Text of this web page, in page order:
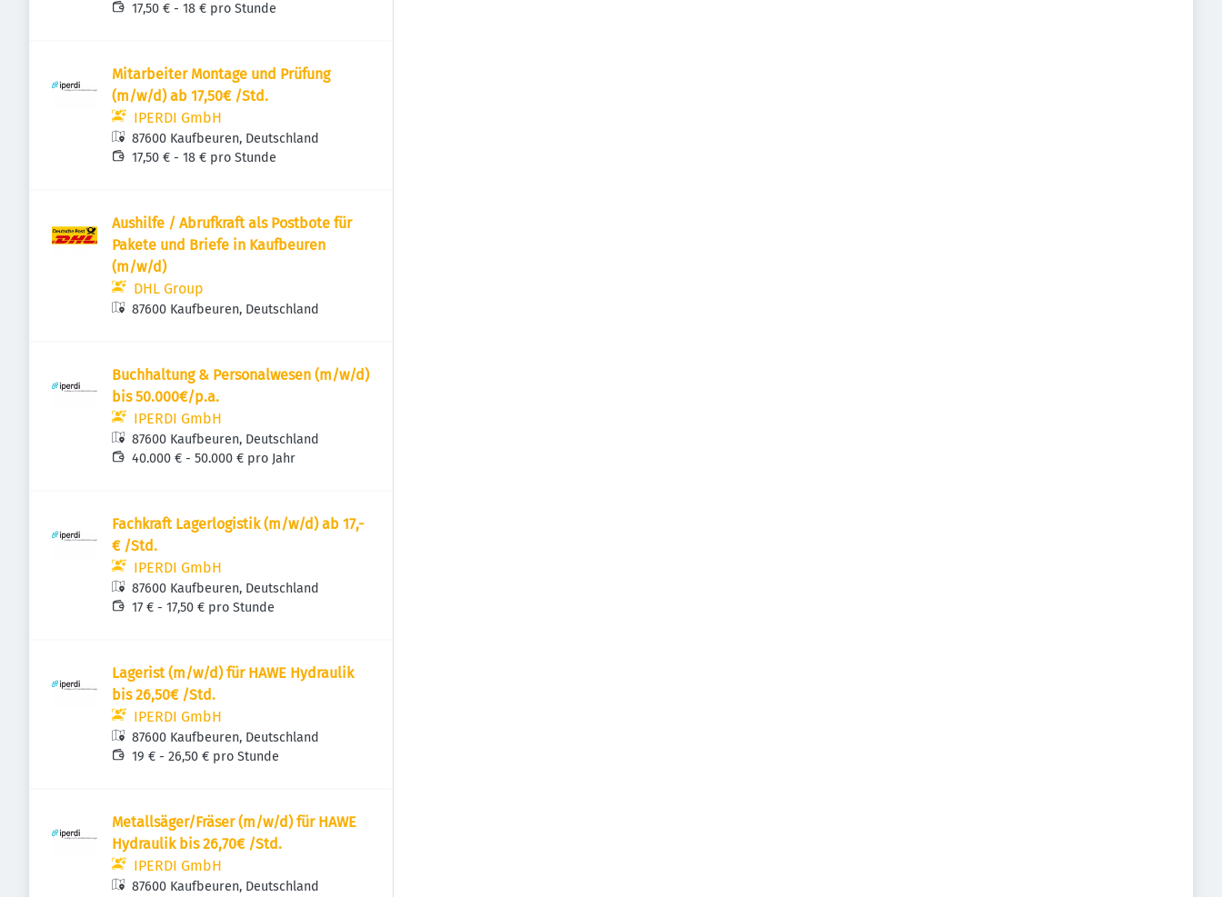
17,50 € - 18 € pro Stunde
Mitarbeiter Montage und Prüfung
(m/w/d) ab 17,50€ /Std.
IPERDI GmbH
87600 Kaufbeuren, Deutschland
17,50 € - 18 € pro Stunde
Aushilfe / Abrufkraft als Postbote für
Pakete und Briefe in Kaufbeuren
(m/w/d)
DHL Group
87600 Kaufbeuren, Deutschland
Buchhaltung & Personalwesen (m/w/d)
bis 50.000€/p.a.
IPERDI GmbH
87600 Kaufbeuren, Deutschland
40.000 € - 50.000 € pro Jahr
Fachkraft Lagerlogistik (m/w/d) ab 17,-
€ /Std.
IPERDI GmbH
87600 Kaufbeuren, Deutschland
17 € - 17,50 € pro Stunde
Lagerist (m/w/d) für HAWE Hydraulik
bis 26,50€ /Std.
IPERDI GmbH
87600 Kaufbeuren, Deutschland
19 € - 26,50 € pro Stunde
Metallsäger/Fräser (m/w/d) für HAWE
Hydraulik bis 26,70€ /Std.
IPERDI GmbH
87600 Kaufbeuren, Deutschland